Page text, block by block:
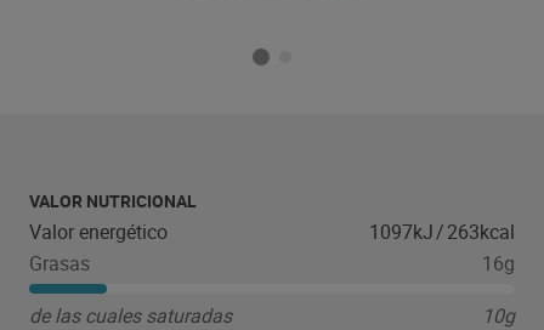
VALOR NUTRICIONAL
Valor energético 1097kJ/263kcal
Grasas
16g
de las cuales saturadas
10g